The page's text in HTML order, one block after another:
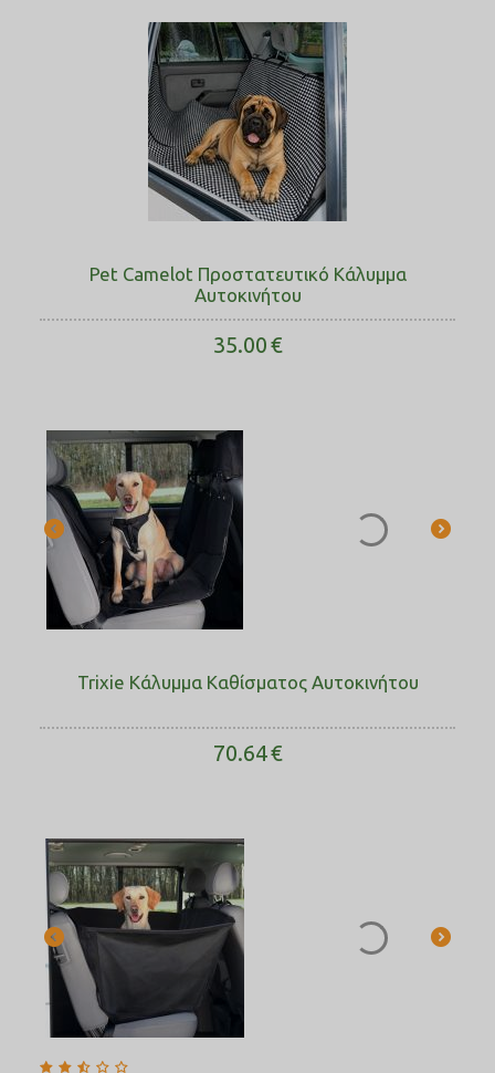
Pet Camelot Προστατευτικό Κάλυμμα
Αυτοκινήτου
35.00€
Trixie Κάλυμμα Καθίσματος Αυτοκινήτου
70.64€